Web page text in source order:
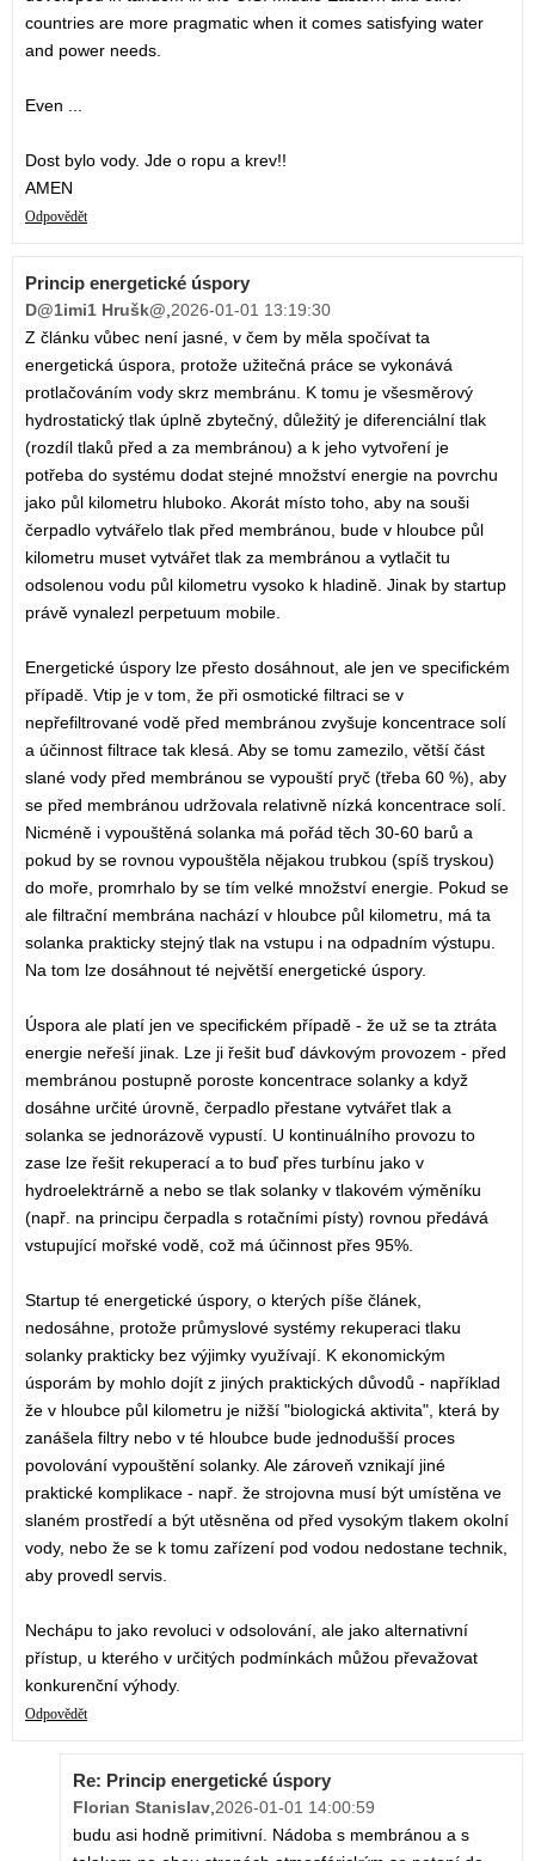
countries are more pragmatic when it comes satisfying water
and power needs.
Even ...
Dost bylo vody. Jde o ropu a krev!!
AMEN
Odpovědět
Princip energetické úspory
D@1imi1 Hrušk@ 2026-01-01 13:19:30
Z článku vůbec není jasné, v čem by měla spočívat ta
energetická úspora, protože užitečná práce se vykonává
protlačováním vody skrz membránu. K tomu je všesměrový
hydrostatický tlak úplně zbytečný, důležitý je diferenciální tlak
(rozdíl tlaků před a za membránou) a k jeho vytvoření je
potřeba do systému dodat stejné množství energie na povrchu
jako půl kilometru hluboko. Akorát místo toho, aby na souši
čerpadlo vytvářelo tlak před membránou, bude v hloubce půl
kilometru muset vytvářet tlak za membránou a vytlačit tu
odsolenou vodu půl kilometru vysoko k hladině. Jinak by startup
právě vynalezl perpetuum mobile.
Energetické úspory lze přesto dosáhnout, ale jen ve specifickém
případě. Vtip je v tom, že při osmotické filtraci se v
nepřefiltrované vodě před membránou zvyšuje koncentrace solí
a účinnost filtrace tak klesá. Aby se tomu zamezilo, větší část
slané vody před membránou se vypouští pryč (třeba 60 %), aby
se před membránou udržovala relativně nízká koncentrace solí.
Nicméně i vypouštěná solanka má pořád těch 30-60 barů a
pokud by se rovnou vypouštěla nějakou trubkou (spíš tryskou)
do moře, promrhalo by se tím velké množství energie. Pokud se
ale filtrační membrána nachází v hloubce půl kilometru, má ta
solanka prakticky stejný tlak na vstupu i na odpadním výstupu.
Na tom lze dosáhnout té největší energetické úspory.
Úspora ale platí jen ve specifickém případě - že už se ta ztráta
energie neřeší jinak. Lze ji řešit buď dávkovým provozem - před
membránou postupně poroste koncentrace solanky a když
dosáhne určité úrovně, čerpadlo přestane vytvářet tlak a
solanka se jednorázově vypustí. U kontinuálního provozu to
zase lze řešit rekuperací a to buď přes turbínu jako v
hydroelektrárně a nebo se tlak solanky v tlakovém výměníku
(např. na principu čerpadla s rotačními písty) rovnou předává
vstupující mořské vodě, což má účinnost přes 95%.
Startup té energetické úspory, o kterých píše článek,
nedosáhne, protože průmyslové systémy rekuperaci tlaku
solanky prakticky bez výjimky využívají. K ekonomickým
úsporám by mohlo dojít z jiných praktických důvodů - například
že v hloubce půl kilometru je nižší "biologická aktivita", která by
zanášela filtry nebo v té hloubce bude jednodušší proces
povolování vypouštění solanky. Ale zároveň vznikají jiné
praktické komplikace - např. že strojovna musí být umístěna ve
slaném prostředí a být utěsněna od před vysokým tlakem okolní
vody, nebo že se k tomu zařízení pod vodou nedostane technik,
aby provedl servis.
Nechápu to jako revoluci v odsolování, ale jako alternativní
přístup, u kterého v určitých podmínkách můžou převažovat
konkurenční výhody.
Odpovědět
Re: Princip energetické úspory
Florian Stanislav 2026-01-01 14:00:59
budu asi hodně primitivní. Nádoba s membránou a s